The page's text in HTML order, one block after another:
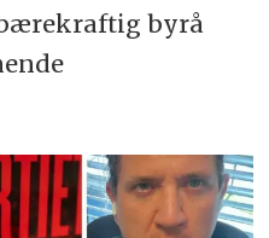
byrå